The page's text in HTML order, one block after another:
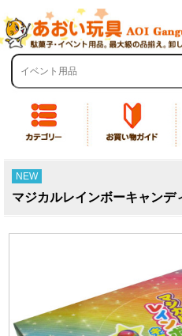
NEW
マジカルレインボーキャンデ